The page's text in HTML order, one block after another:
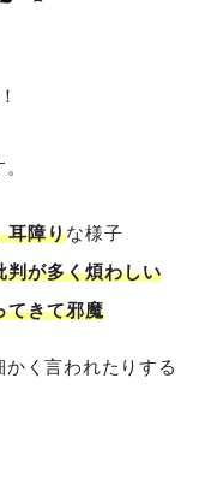
耳障りな様子
判が多く煩わしい
てきて邪魔
く言われたりする